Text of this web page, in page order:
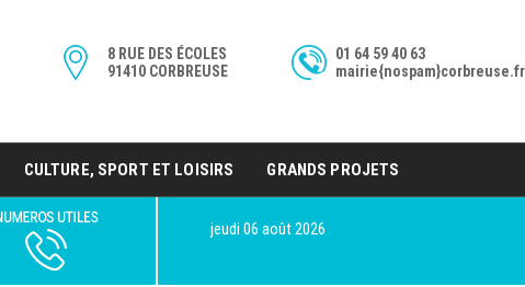
8 RUE DES ÉCOLES
91410 CORBREUSE
01 64 59 40 63
mairie{nospam}corbreuse.fr
CULTURE, SPORT ET LOISIRS GRANDS PROJETS
jeudi 06 août 2026